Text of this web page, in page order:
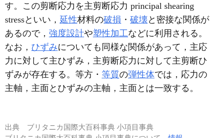
す。この剪断応力を主剪断応力 principal shearing
stressといい， 延性材料の破損 ・ 破壊と密接な関係が
あるので， 強度設計や塑性加工などに利用される。
なお， ひずみについても同様な関係があって，主応
力に対して主ひずみ，主剪断応力に対して主剪断ひ
ずみが存在する。等方・ 等質の弾性体では，応力の
主軸，主面とひずみの主軸，主面とは一致する。
出典 ブリタニカ国際大百科事典 小項目事典